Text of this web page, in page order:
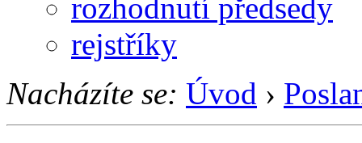
rozhodnutí předsedy
rejstříky
Nacházíte se: Úvod ›